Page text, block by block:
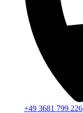
+49 3681 799 226